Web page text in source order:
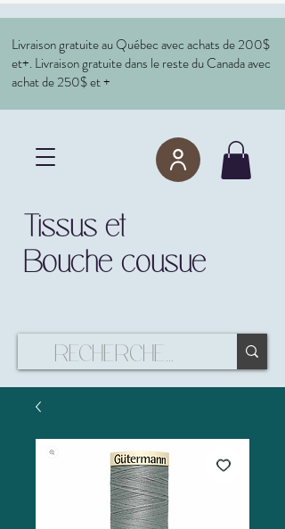
Tissus et
Bouche cousue
Livraison gratuite au Québec avec achats de 200$
et+. Livraison gratuite dans le reste du Canada avec
achat de 250$ et +